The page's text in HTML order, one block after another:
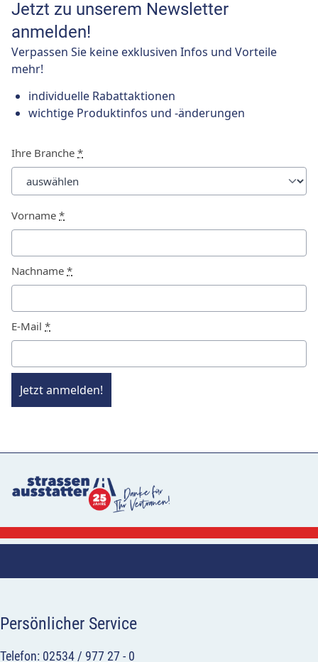
Jetzt zu unserem Newsletter
anmelden!
Verpassen Sie keine exklusiven Infos und Vorteile
mehr!
individuelle Rabattaktionen
wichtige Produktinfos und -änderungen
Ihre Branche *
Vorname *
Nachname *
E-Mail *
Jetzt anmelden!
Persönlicher Service
Telefon: 02534 / 977 27 - 0